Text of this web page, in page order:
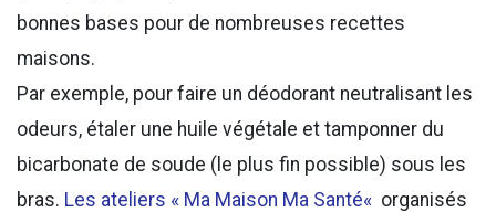
bonnes bases pour de nombreuses recettes
maisons.
Par exemple, pour faire un déodorant neutralisant les
odeurs, étaler une huile végétale et tamponner du
bicarbonate de soude (le plus fin possible) sous les
bras. Les ateliers « Ma Maison Ma Santé« organisés